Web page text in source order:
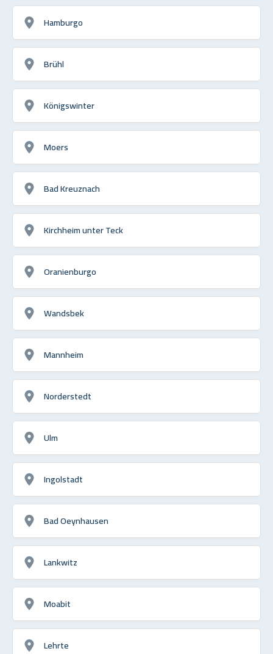
Hamburgo
Brühl
Königswinter
Moers
Bad Kreuznach
Kirchheim unter Teck
Oranienburgo
Wandsbek
Mannheim
Norderstedt
Ulm
Ingolstadt
Bad Oeynhausen
Lankwitz
Moabit
Lehrte